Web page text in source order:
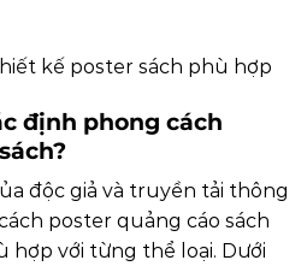
kế poster sách phù hợp
định phong cách
độc giả và truyền tải thông
poster quảng cáo sách
hợp với từng thể loại. Dưới